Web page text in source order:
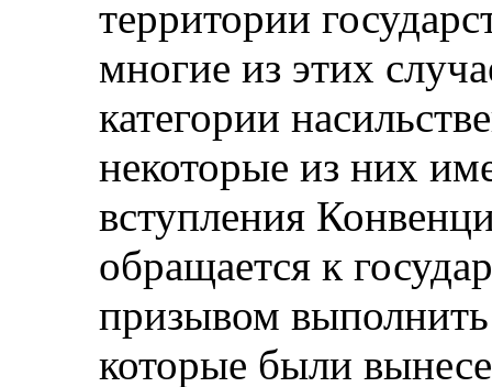
территории
многие из этих
категории
некоторые из них
вступления
обращается к
призывом
которые были